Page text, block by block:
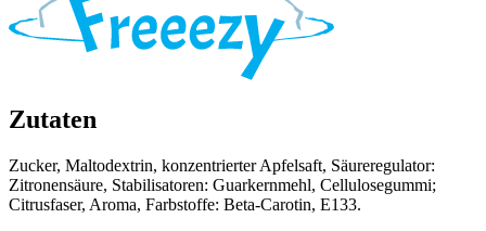
Zutaten
Zucker, Maltodextrin, konzentrierter Apfelsaft, Säureregulator:
Zitronensäure, Stabilisatoren: Guarkernmehl, Cellulosegummi;
Citrusfaser, Aroma, Farbstoffe: Beta-Carotin, E133.